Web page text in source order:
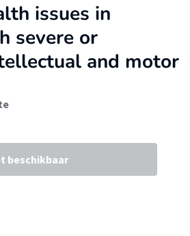
issues in
severe or
and motor
beschikbaar